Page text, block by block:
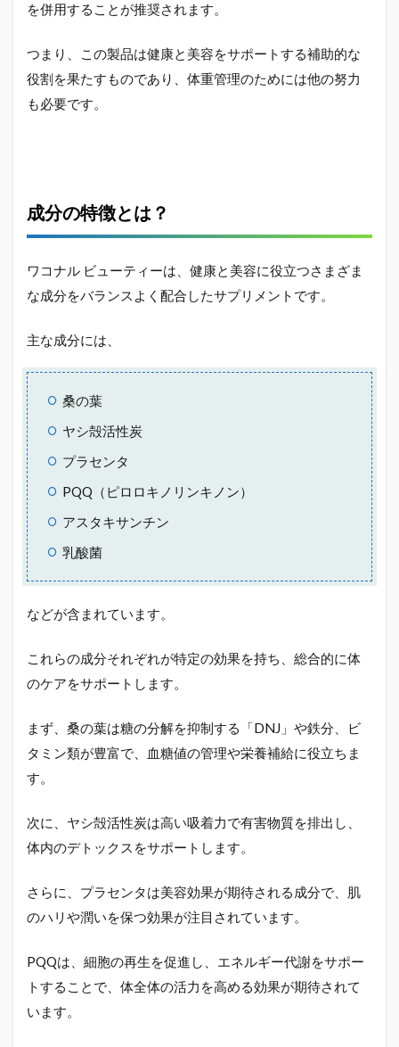
を併用することが推奨されます。
つまり、この製品は健康と美容をサポートする補助的な
役割を果たすものであり、体重管理のためには他の努力
も必要です。
成分の特徴とは？
ワコナル ビューティーは、健康と美容に役立つさまざま
な成分をバランスよく配合したサプリメントです。
主な成分には、
桑の葉
ヤシ殻活性炭
プラセンタ
PQQ（ピロロキノリンキノン）
アスタキサンチン
乳酸菌
などが含まれています。
これらの成分それぞれが特定の効果を持ち、総合的に体
のケアをサポートします。
まず、桑の葉は糖の分解を抑制する「DNJ」や鉄分、ビ
タミン類が豊富で、血糖値の管理や栄養補給に役立ちま
す。
次に、ヤシ殻活性炭は高い吸着力で有害物質を排出し、
体内のデトックスをサポートします。
さらに、プラセンタは美容効果が期待される成分で、肌
のハリや潤いを保つ効果が注目されています。
PQQは、細胞の再生を促進し、エネルギー代謝をサポー
トすることで、体全体の活力を高める効果が期待されて
います。